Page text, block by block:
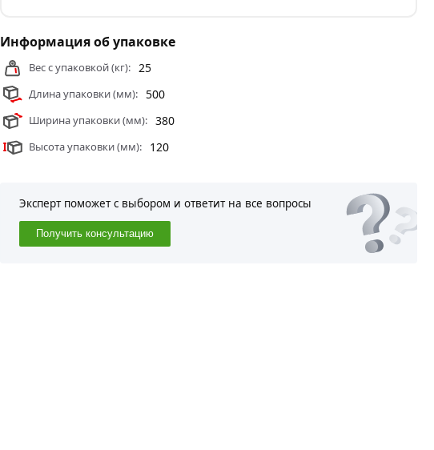
Информация об упаковке
Вес с упаковкой (кг): 25
Длина упаковки (мм): 500
Ширина упаковки (мм): 380
Высота упаковки (мм): 120
Эксперт поможет с выбором и ответит на все вопросы
Получить консультацию